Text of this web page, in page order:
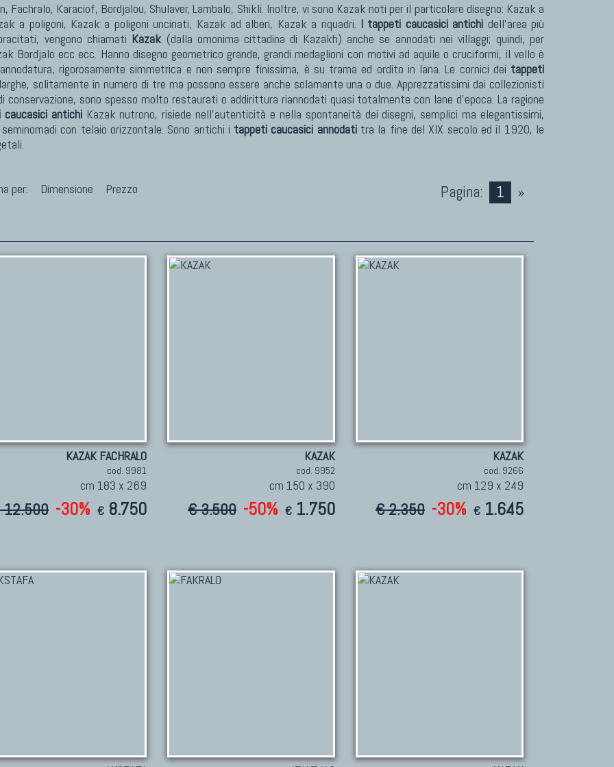
Fachralo, Karaciof, Bordjalou, Shulaver, Lambalo, Shikli. Inoltre, vi sono Kazak noti per il particolare disegno: Kazak a
a poligoni, Kazak a poligoni uncinati, Kazak ad alberi, Kazak a riquadri. I tappeti caucasici antichi dell'area più
vengono chiamati Kazak (dalla omonima cittadina di Kazakh) anche se annodati nei villaggi; quindi, per
Bordjalo ecc ecc. Hanno disegno geometrico grande, grandi medaglioni con motivi ad aquile o cruciformi, il vello è
rigorosamente simmetrica e non sempre finissima, è su trama ed ordito in lana. Le cornici dei tappeti
solitamente in numero di tre ma possono essere anche solamente una o due. Apprezzatissimi dai collezionisti
sono spesso molto restaurati o addirittura riannodati quasi totalmente con lane d'epoca. La ragione
antichiKazak nutrono, risiede nell'autenticità e nella spontaneità dei disegni, semplici ma elegantissimi,
con telaio orizzontale. Sono antichi i tappeti caucasici annodatitra la fine del XIX secolo ed il 1920, le
per: Dimensione Prezzo Pagina: 1 »
KAZAK FACHRALO
cod. 9981
cm 183 x 269
-30% € 8.750
KAZAK
cod. 9952
cm 150 x 390
€ 3.500 -50% € 1.750
KAZAK
cod. 9266
cm 129 x 249
€ 2.350 -30% € 1.645